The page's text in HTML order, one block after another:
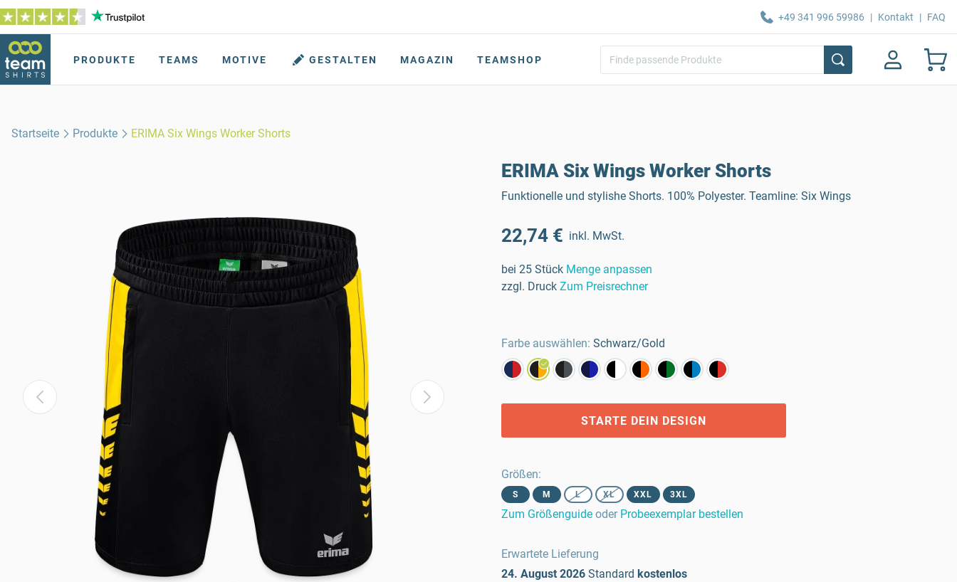
+49 341 996 59986 | Kontakt | FAQ
PRODUKTE TEAMS MOTIVE GESTALTEN MAGAZIN TEAMSHOP
Startseite Produkte ERIMA Six Wings Worker Shorts
ERIMA Six Wings Worker Shorts
Funktionelle und stylishe Shorts. 100% Polyester. Teamline: Six Wings
22,74 € inkl. MwSt.
bei 25 Stück Menge anpassen
zzgl. Druck Zum Preisrechner
Farbe auswählen: Schwarz/Gold
STARTE DEIN DESIGN
Größen:
S M L XL XXL 3XL
Zum Größenguide oder Probeexemplar bestellen
Erwartete Lieferung
24. August 2026 Standard kostenlos